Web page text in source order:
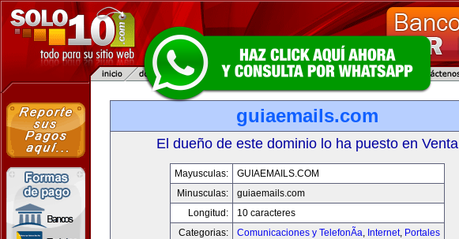
guiaemails.com
El dueño de este dominio lo ha puesto en Venta
Mayusculas:
GUIAEMAILS.COM
Minusculas:
guiaemails.com
Longitud:
10 caracteres
Categorias:
Comunicaciones y TelefonÃ­a, Internet, Portales